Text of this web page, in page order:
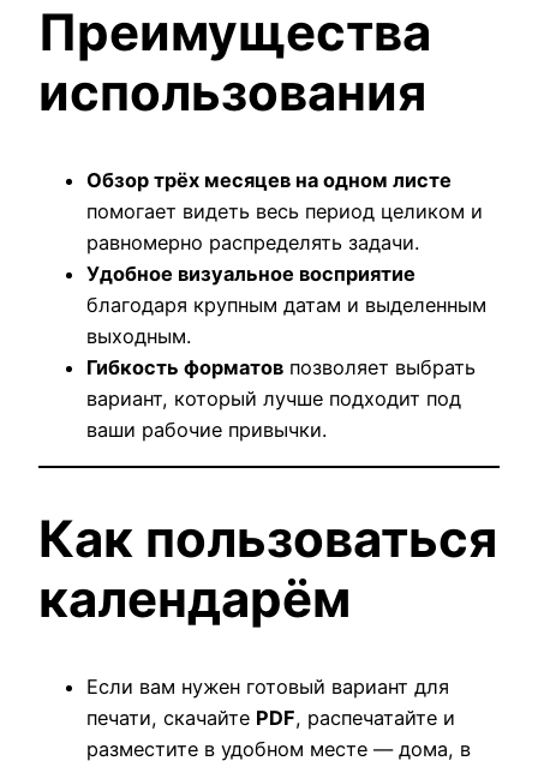
Преимущества
использования
Обзор трёх месяцев на одном листе
помогает видеть весь период целиком и
равномерно распределять задачи.
Удобное визуальное восприятие
благодаря крупным датам и выделенным
выходным.
Гибкость форматов позволяет выбрать
вариант, который лучше подходит под
ваши рабочие привычки.
Как пользоваться
календарём
Если вам нужен готовый вариант для
печати, скачайте PDF, распечатайте и
разместите в удобном месте — дома, в